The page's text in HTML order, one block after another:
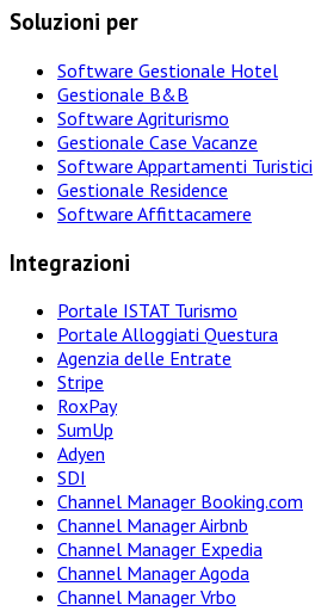
Soluzioni per
Software Gestionale Hotel
Gestionale B&B
Software Agriturismo
Gestionale Case Vacanze
Software Appartamenti Turistici
Gestionale Residence
Software Affittacamere
Integrazioni
Portale ISTAT Turismo
Portale Alloggiati Questura
Agenzia delle Entrate
Stripe
RoxPay
SumUp
Adyen
SDI
Channel Manager Booking.com
Channel Manager Airbnb
Channel Manager Expedia
Channel Manager Agoda
Channel Manager Vrbo